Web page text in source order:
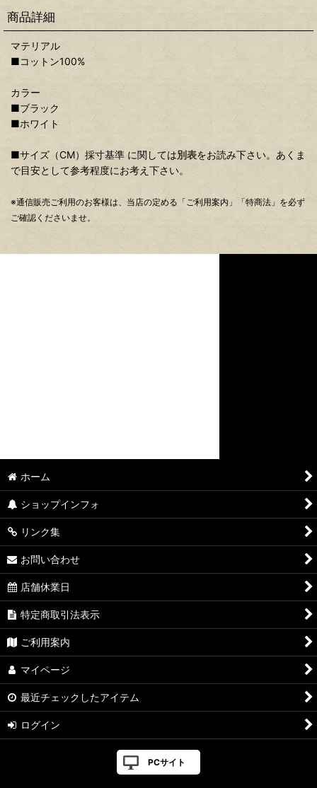
商品詳細
マテリアル
■コットン100%
カラー
■ブラック
■ホワイト
■サイズ（CM）採寸基準 に関しては別表をお読み下さい。あくま
で目安として参考程度にお考え下さい。
※通信販売ご利用のお客様は、当店の定める「ご利用案内」「特商法」を必ず
ご確認くださいませ。
ホーム
ショップインフォ
リンク集
お問い合わせ
店舗休業日
特定商取引法表示
ご利用案内
マイページ
最近チェックしたアイテム
ログイン
PCサイト